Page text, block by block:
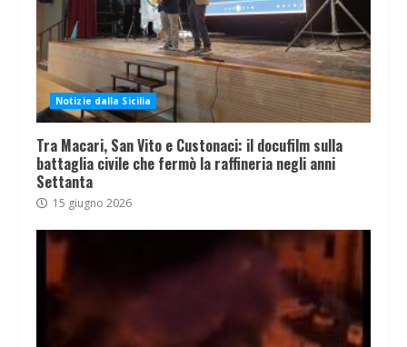
Notizie dalla Sicilia
Tra Macari, San Vito e Custonaci: il docufilm sulla
battaglia civile che fermò la raffineria negli anni
Settanta
15 giugno 2026